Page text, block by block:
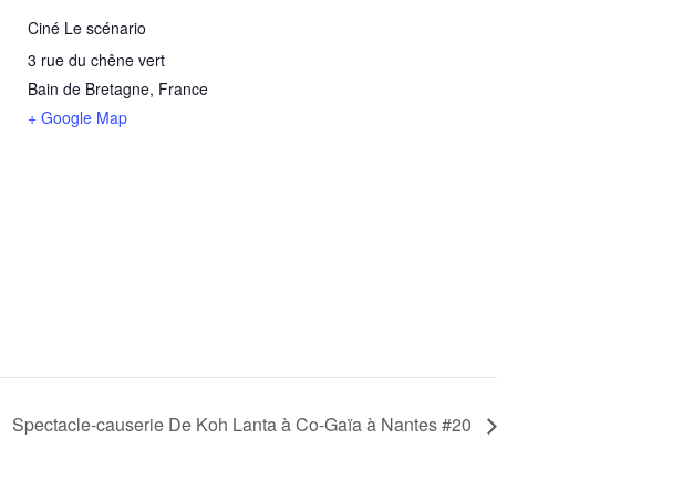
Ciné Le scénario
3 rue du chêne vert
Bain de Bretagne, France
+ Google Map
Spectacle-causerie De Koh Lanta à Co-Gaïa à Nantes #20